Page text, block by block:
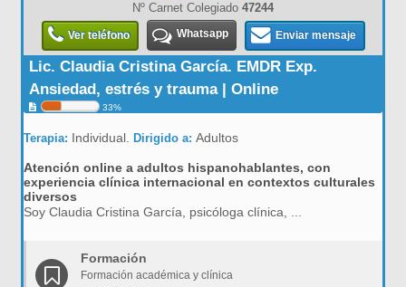
Nº Carnet Colegiado 47244
Ver teléfono Whatsapp Enviar mensaje
Lic. Claudia Cristina García. EMDR Exp.
Ansiedad, estrés y trauma | Online
33%
Terapia: Individual.Dirigido a:Adultos
Atención online a adultos hispanohablantes, con
experiencia clínica internacional en contextos culturales
diversos
Soy Claudia Cristina García, psicóloga clínica, ...
Formación
Formación académica y clínica